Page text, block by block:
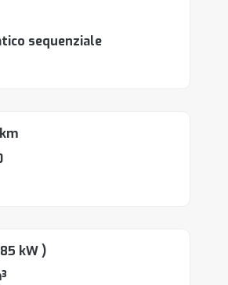
sequenziale
kW )